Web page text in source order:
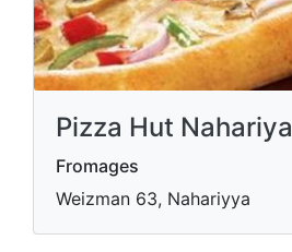
Pizza Hut Nahariya
Fromages
Weizman 63, Nahariyya